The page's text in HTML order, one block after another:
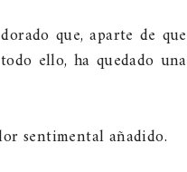
que, aparte de que
ello, ha quedado una
sentimental añadido.